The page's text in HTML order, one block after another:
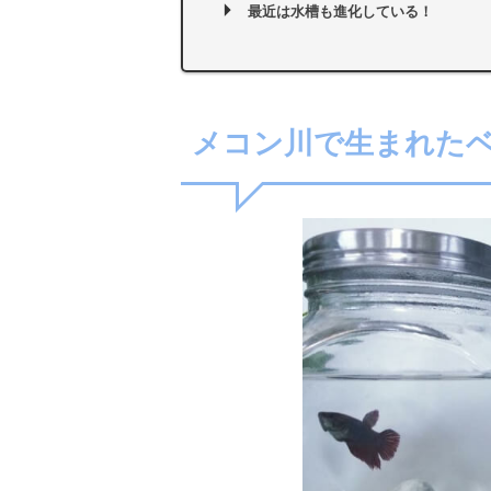
最近は水槽も進化している！
メコン川で生まれた